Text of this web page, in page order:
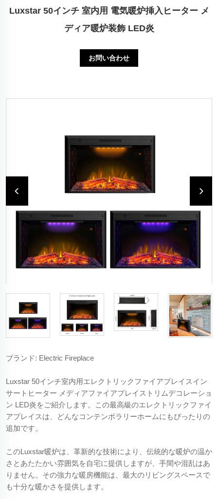
Luxstar 50インチ 室内用 電気暖炉挿入ヒーター メ
ディア暖炉装飾 LED炎
お問い合わせ
ブランド: Electric Fireplace
Luxstar 50インチ室内用エレクトリックファイアプレイスイン
サートヒーター メディアファイアプレイストリムデコレーショ
ン LED炎をご紹介します。この最高級のエレクトリックファイ
アプレイスは、どんなコンテンポラリーホームにもぴったりの
追加です。
このLuxstar暖炉は、革新的な技術により、伝統的な暖炉の温か
さとあたたかい雰囲気を自宅に提供しますが、手間や混乱はあ
りません。その強力な暖房機能は、最大のリビングスペースで
も十分な暖かさを提供します。